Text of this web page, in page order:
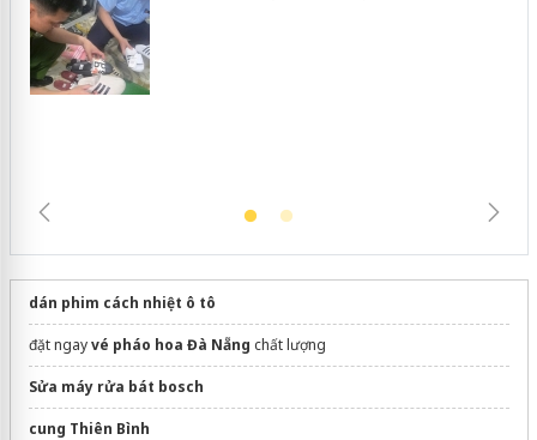
dán phim cách nhiệt ô tô
đặt ngayvé pháo hoa Đà Nẵng chất lượng
Sửa máy rửa bát bosch
cung Thiên Bình